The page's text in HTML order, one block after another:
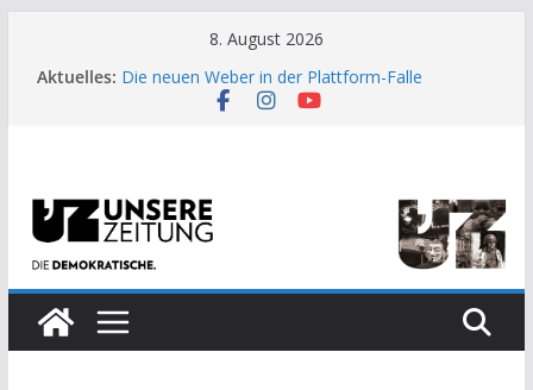
8. August 2026
Aktuelles: Die neuen Weber in der Plattform-Falle
Moment der Woche: Die Heuschrecke
US-Wahl: Arzt aus Detroit besiegt 70-Millionen-
Dollar-Lobby